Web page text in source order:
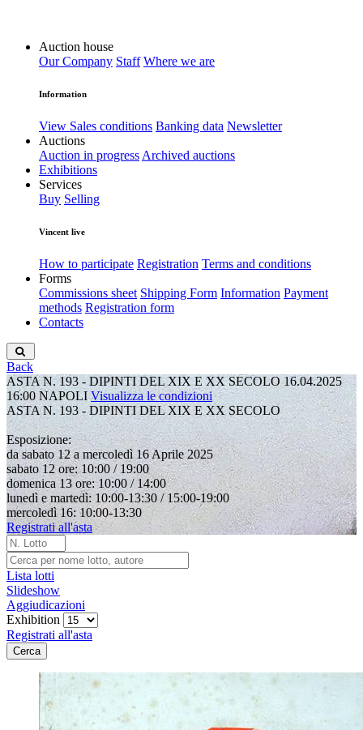
Auction house
Our Company Staff Where we are
Information
View Sales conditions Banking data Newsletter
Auctions
Auction in progress Archived auctions
Exhibitions
Services
Buy Selling
Vincent live
How to participate Registration Terms and conditions
Forms
Commissions sheet Shipping Form Information Payment
methods Registration form
Contacts
Back
ASTA N. 193 - DIPINTI DEL XIX E XX SECOLO 16.04.2025
16:00 NAPOLI Visualizza le condizioni
ASTA N. 193 - DIPINTI DEL XIX E XX SECOLO
Esposizione:
da sabato 12 a mercoledì 16 Aprile 2025
sabato 12 ore: 10:00 / 19:00
domenica 13 ore: 10:00 / 14:00
lunedì e martedì: 10:00-13:30 / 15:00-19:00
mercoledì 16: 10:00-13:30
Registrati all'asta
Lista lotti
Slideshow
Aggiudicazioni
Exhibition
Registrati all'asta